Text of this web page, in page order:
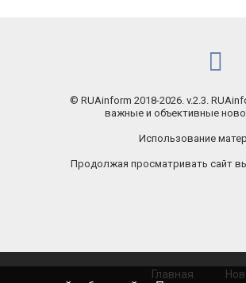
© RUAinform 2018-2026. v.2.3.
важные и объективные
Использование
Продолжая просматривать сайт
Главная